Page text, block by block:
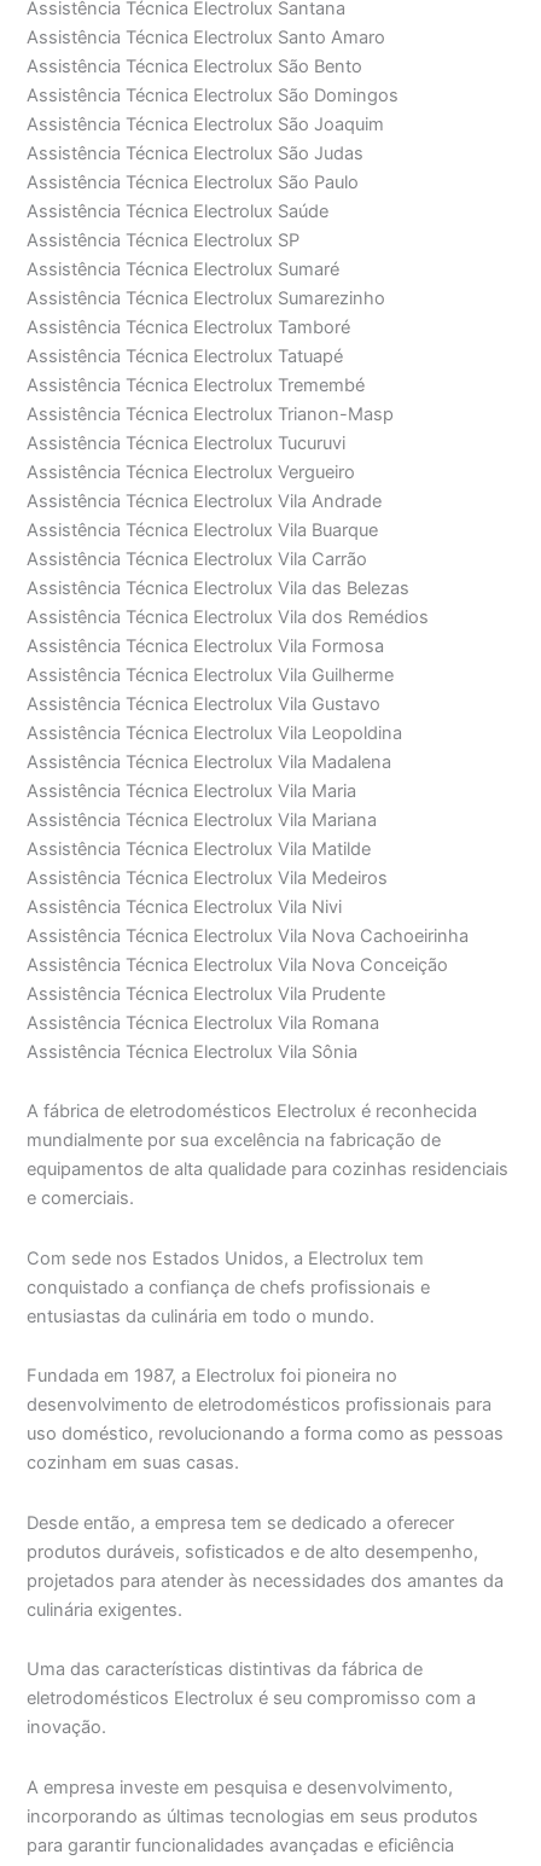
Assistência Técnica Electrolux Santana
Assistência Técnica Electrolux Santo Amaro
Assistência Técnica Electrolux São Bento
Assistência Técnica Electrolux São Domingos
Assistência Técnica Electrolux São Joaquim
Assistência Técnica Electrolux São Judas
Assistência Técnica Electrolux São Paulo
Assistência Técnica Electrolux Saúde
Assistência Técnica Electrolux SP
Assistência Técnica Electrolux Sumaré
Assistência Técnica Electrolux Sumarezinho
Assistência Técnica Electrolux Tamboré
Assistência Técnica Electrolux Tatuapé
Assistência Técnica Electrolux Tremembé
Assistência Técnica Electrolux Trianon-Masp
Assistência Técnica Electrolux Tucuruvi
Assistência Técnica Electrolux Vergueiro
Assistência Técnica Electrolux Vila Andrade
Assistência Técnica Electrolux Vila Buarque
Assistência Técnica Electrolux Vila Carrão
Assistência Técnica Electrolux Vila das Belezas
Assistência Técnica Electrolux Vila dos Remédios
Assistência Técnica Electrolux Vila Formosa
Assistência Técnica Electrolux Vila Guilherme
Assistência Técnica Electrolux Vila Gustavo
Assistência Técnica Electrolux Vila Leopoldina
Assistência Técnica Electrolux Vila Madalena
Assistência Técnica Electrolux Vila Maria
Assistência Técnica Electrolux Vila Mariana
Assistência Técnica Electrolux Vila Matilde
Assistência Técnica Electrolux Vila Medeiros
Assistência Técnica Electrolux Vila Nivi
Assistência Técnica Electrolux Vila Nova Cachoeirinha
Assistência Técnica Electrolux Vila Nova Conceição
Assistência Técnica Electrolux Vila Prudente
Assistência Técnica Electrolux Vila Romana
Assistência Técnica Electrolux Vila Sônia
A fábrica de eletrodomésticos Electrolux é reconhecida
mundialmente por sua excelência na fabricação de
equipamentos de alta qualidade para cozinhas residenciais
e comerciais.
Com sede nos Estados Unidos, a Electrolux tem
conquistado a confiança de chefs profissionais e
entusiastas da culinária em todo o mundo.
Fundada em 1987, a Electrolux foi pioneira no
desenvolvimento de eletrodomésticos profissionais para
uso doméstico, revolucionando a forma como as pessoas
cozinham em suas casas.
Desde então, a empresa tem se dedicado a oferecer
produtos duráveis, sofisticados e de alto desempenho,
projetados para atender às necessidades dos amantes da
culinária exigentes.
Uma das características distintivas da fábrica de
eletrodomésticos Electrolux é seu compromisso com a
inovação.
A empresa investe em pesquisa e desenvolvimento,
incorporando as últimas tecnologias em seus produtos
para garantir funcionalidades avançadas e eficiência